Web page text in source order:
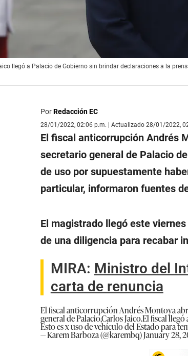
llegó a Palacio de Gobierno sin brindar declaraciones a la
PorRedacción EC
28/01/2022, 02:06 p.m. | Actualizado 28/01/2022,
El fiscal anticorrupción Andrés
secretario general de Palacio
de uso por supuestamente
particular, informaron fuentes
El magistrado llegó este
de una diligencia para recabar
MIRA: Ministro del
carta de renuncia
El fiscal anticorrupción Andrés Montoya
general de Palacio,Carlos Jaico.El fiscal
Esto es x uso de vehículo del Estado para
— Karem Barboza (@karembq)January 28,